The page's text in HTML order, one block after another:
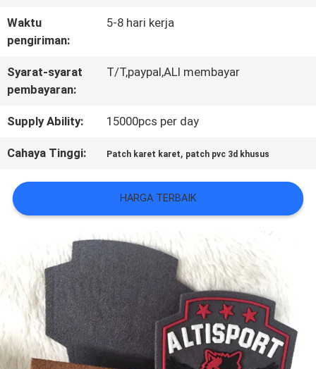
KAMI
BERITA
KASUS
VR
SHOW
SITEMAP
KEBIJAKAN
Waktu
pengiriman:
5-8 hari kerja
Syarat-syarat
pembayaran:
T/T,paypal,ALI membayar
Supply Ability: 15000pcs per day
Cahaya Tinggi: Patch karet karet, patch pvc 3d khusus
HARGA TERBAIK